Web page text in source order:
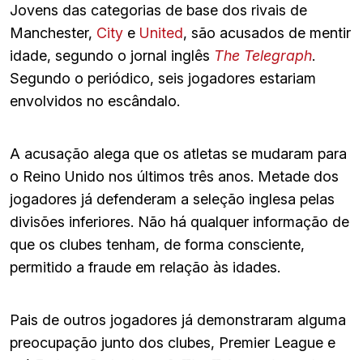
Jovens das categorias de base dos rivais de
Manchester, City e United, são acusados de mentir
idade, segundo o jornal inglês The Telegraph.
Segundo o periódico, seis jogadores estariam
envolvidos no escândalo.
A acusação alega que os atletas se mudaram para
o Reino Unido nos últimos três anos. Metade dos
jogadores já defenderam a seleção inglesa pelas
divisões inferiores. Não há qualquer informação de
que os clubes tenham, de forma consciente,
permitido a fraude em relação às idades.
Pais de outros jogadores já demonstraram alguma
preocupação junto dos clubes, Premier League e